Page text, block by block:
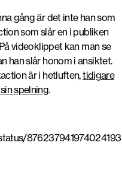
gång är det inte han som
som slår en i publiken
videoklippet kan man se
han slår honom i ansiktet.
är i hetluften,tidigare
spelning.
876237941974024193